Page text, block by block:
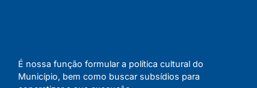
É nossa função formular a política cultural do
Município, bem como buscar subsídios para